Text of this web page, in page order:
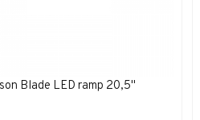
Blade LED ramp 20,5"